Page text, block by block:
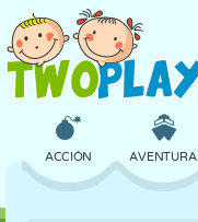
ACCIÓN AVENTURA